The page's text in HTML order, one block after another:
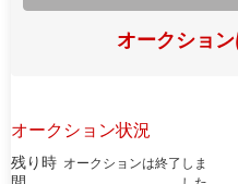
オークショ
オークション状況
残り時 オークションは終了しま